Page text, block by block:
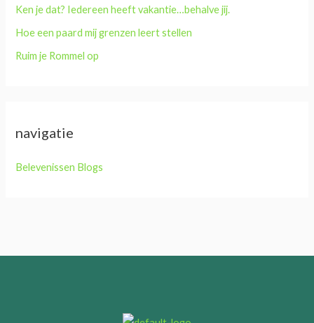
:Ken je dat? Iedereen heeft vakantie…behalve jij.
Hoe een paard mij grenzen leert stellen
Ruim je Rommel op
navigatie
Belevenissen Blogs